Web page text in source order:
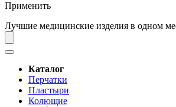
Применить
Лучшие медицинские изделия в одном
Каталог
Перчатки
Пластыри
Колющие